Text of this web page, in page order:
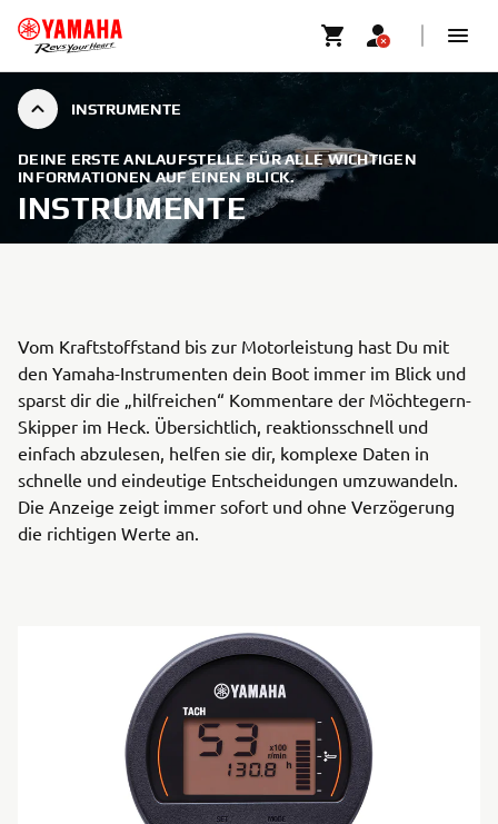
INSTRUMENTE
DEINE ERSTE ANLAUFSTELLE FÜR ALLE WICHTIGEN
INFORMATIONEN AUF EINEN BLICK.
INSTRUMENTE
Vom Kraftstoffstand bis zur Motorleistung hast Du mit
den Yamaha-Instrumenten dein Boot immer im Blick und
sparst dir die „hilfreichen“ Kommentare der Möchtegern-
Skipper im Heck. Übersichtlich, reaktionsschnell und
einfach abzulesen, helfen sie dir, komplexe Daten in
schnelle und eindeutige Entscheidungen umzuwandeln.
Die Anzeige zeigt immer sofort und ohne Verzögerung
die richtigen Werte an.